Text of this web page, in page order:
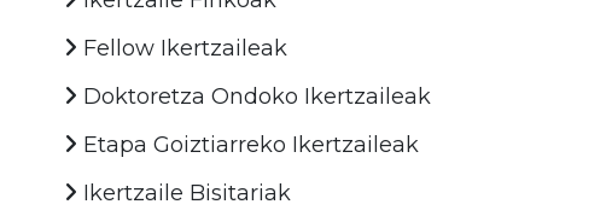
Fellow Ikertzaileak
Doktoretza Ondoko Ikertzaileak
Etapa Goiztiarreko Ikertzaileak
Ikertzaile Bisitariak